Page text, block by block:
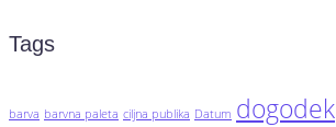
Tags
barva barvna paleta ciljna publika Datum dogodek